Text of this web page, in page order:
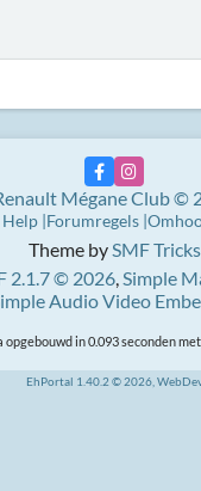
Theme bySMF Tricks
2.1.7 © 2026,Simple
Audio Video
Mégane Club ©
Help Forumregels
opgebouwd in 0.093 seconden
EhPortal 1.40.2 © 2026,